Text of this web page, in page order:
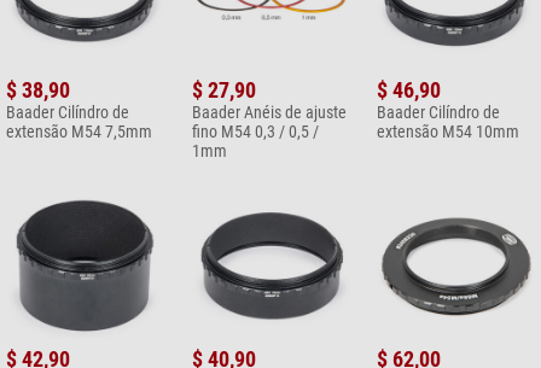
$ 38,90
Baader Cilíndro de
extensão M54 7,5mm
$ 27,90
Baader Anéis de ajuste
fino M54 0,3 / 0,5 /
1mm
$ 46,90
Baader Cilíndro de
extensão M54 10mm
$ 42,90 $ 40,90 $ 62,00